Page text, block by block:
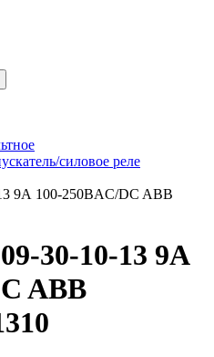
силовое реле
9А 100-250BAC/DC ABB
30-10-13 9А
ABB